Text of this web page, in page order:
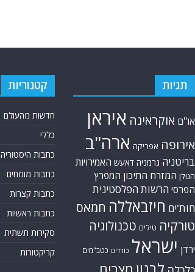
תגיות
או"ם אוקראינה איראן
אירופה אפריקה ארה"ב
בריטניה גרמניה דאעש האמירויות
הגולן המזרח התיכון המפרץ
הפרסי הרשות הפלסטינית
חות'ים חיזבאללה חמאס
טורקיה טילים טכנולוגיה
ירדן ישראל כורדים כטב"מים
קטגוריות
חדשות מהעולם
כללי
כתבות היסטוריה
כתבות מומחים
כתבות קצרות
כתבות ראשיות
סקירות תשתית
קריקטורות